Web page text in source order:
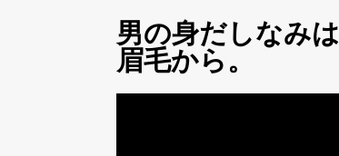
男の身だしなみは
眉毛から。